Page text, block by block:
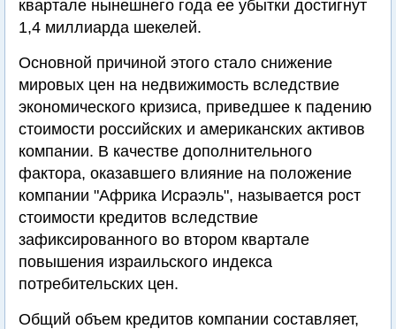
квартале нынешнего года ее убытки достигнут
1,4 миллиарда шекелей.
Основной причиной этого стало снижение
мировых цен на недвижимость вследствие
экономического кризиса, приведшее к падению
стоимости российских и американских активов
компании. В качестве дополнительного
фактора, оказавшего влияние на положение
компании "Африка Исраэль", называется рост
стоимости кредитов вследствие
зафиксированного во втором квартале
повышения израильского индекса
потребительских цен.
Общий объем кредитов компании составляет,